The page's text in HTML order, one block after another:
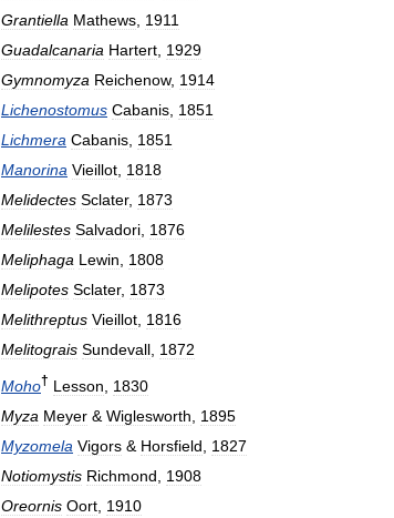
Grantiella Mathews 1911
Guadalcanaria Hartert 1929
Gymnomyza Reichenow, 1914
Lichenostomus Cabanis 1851
Lichmera Cabanis 1851
Manorina Vieillot 1818
Melidectes Sclater, 1873
Melilestes Salvadori 1876
Meliphaga Lewin
1808
Melipotes Sclater, 1873
Melithreptus Vieillot 1816
Melitograis Sundevall 1872
Moho† Lesson
1830
Myza Meyer & Wiglesworth
1895
Myzomela Vigors & Horsfield
1827
Notiomystis Richmond
1908
Oreornis Oort 1910